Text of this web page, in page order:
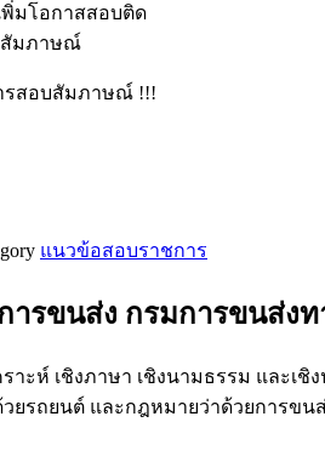
มโอกาสสอบติด
สัมภาษณ์
รสอบสัมภาษณ์ !!!
แนวข้อสอบราชการ
ารขนส่ง กรมการขนส่งท
าะห์ เชิงภาษา เชิงนามธรรม และเชิ
ยรถยนต์ และกฎหมายว่าด้วยการขน